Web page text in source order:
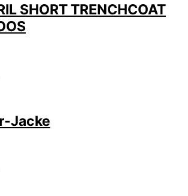
SHORT TRENCHCOAT
Jacke